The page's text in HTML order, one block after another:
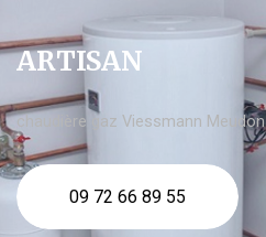
ARTISAN
chaudière gaz Viessmann Meudon
09 72 66 89 55